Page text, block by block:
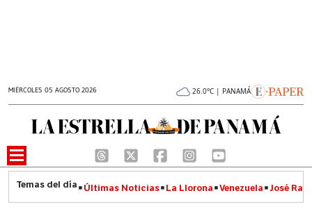
MIÉRCOLES 05 AGOSTO 2026 26.0°C | PANAMÁ
Últimas Noticias La Llorona Venezuela José